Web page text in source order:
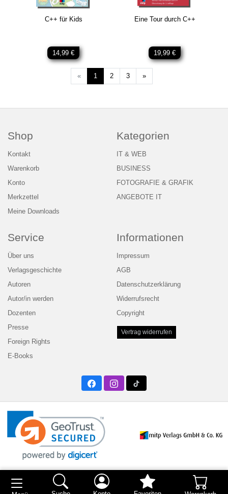
C++ für Kids
14,99 €
Eine Tour durch C++
19,99 €
« 1 2 3 »Weiter
Shop
Kontakt
Warenkorb
Konto
Merkzettel
Meine Downloads
Kategorien
IT & WEB
BUSINESS
FOTOGRAFIE & GRAFIK
ANGEBOTE IT
Service
Über uns
Verlagsgeschichte
Autoren
Autor/in werden
Dozenten
Presse
Foreign Rights
E-Books
Informationen
Impressum
AGB
Datenschutzerklärung
Widerrufsrecht
Copyright
Vertrag widerrufen
FacebookInstagramTwitter